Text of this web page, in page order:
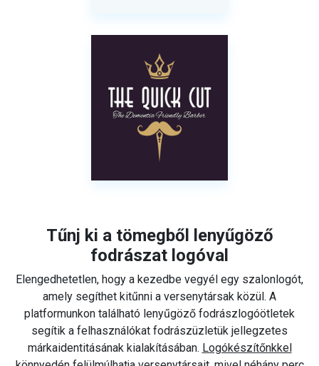
Tűnj ki a tömegből lenyűgöző
fodrászat logóval
Elengedhetetlen, hogy a kezedbe vegyél egy szalonlogót,
amely segíthet kitűnni a versenytársak közül. A
platformunkon található lenyűgöző fodrászlogóötletek
segítik a felhasználókat fodrászüzletük jellegzetes
márkaidentitásának kialakításában. Logókészítőnkkel